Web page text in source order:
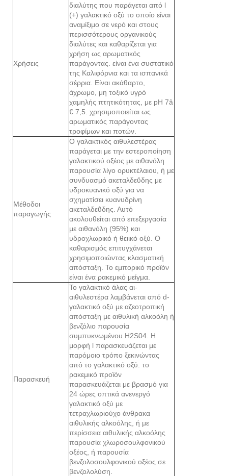
Χρήσεις
διαλύτης που παράγεται από l
(+) γαλακτικό οξύ το οποίο είναι
αναμίξιμο σε νερό και στους
περισσότερους οργανικούς
διαλύτες και καθαρίζεται για
χρήση ως αρωματικός
παράγοντας. είναι ένα συστατικό
της Καλιφόρνια και τα ισπανικά
σέρρια. Είναι ακάθαρτο,
άχρωμο, μη τοξικό υγρό
χαμηλής πτητικότητας, με pH 7â
€ 7,5. χρησιμοποιείται ως
αρωματικός παράγοντας
τροφίμων και ποτών.
Μέθοδοι
παραγωγής
Ο γαλακτικός αιθυλεστέρας
παράγεται με την εστεροποίηση
γαλακτικού οξέος με αιθανόλη
παρουσία λίγο ορυκτέλαιου, ή με
συνδυασμό ακεταλδεΰδης με
υδροκυανικό οξύ για να
σχηματίσει κυανυδρίνη
ακεταλδεΰδης. Αυτό
ακολουθείται από επεξεργασία
με αιθανόλη (95%) και
υδροχλωρικό ή θειικό οξύ. Ο
καθαρισμός επιτυγχάνεται
χρησιμοποιώντας κλασματική
απόσταξη. Το εμπορικό προϊόν
είναι ένα ρακεμικό μείγμα.
Παρασκευή
Το γαλακτικό άλας αι-
αιθυλεστέρα λαμβάνεται από d-
γαλακτικό οξύ με αζεοτροπική
απόσταξη με αιθυλική αλκοόλη ή
βενζόλιο παρουσία
συμπυκνωμένου H2S04. Η
μορφή l παρασκευάζεται με
παρόμοιο τρόπο ξεκινώντας
από το γαλακτικό οξύ. το
ρακεμικό προϊόν
παρασκευάζεται με βρασμό για
24 ώρες οπτικά ανενεργό
γαλακτικό οξύ με
τετραχλωριούχο άνθρακα
αιθυλικής αλκοόλης, ή με
περίσσεια αιθυλικής αλκοόλης
παρουσία χλωροσουλφονικού
οξέος, ή παρουσία
βενζολοσουλφονικού οξέος σε
βενζολολύση.